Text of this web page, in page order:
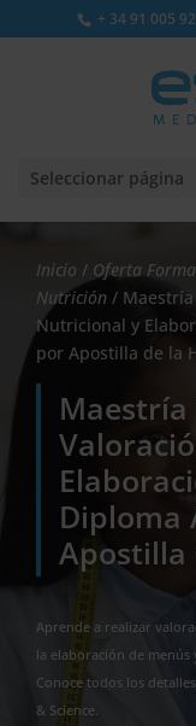
+ 34 91 005
Seleccionar página
Inicio / Oferta
Nutrición /
Nutricional y
por Apostilla de la
Diploma
Apostilla
Aprende a realizar
la elaboración de
Conoce todos los
& Science.